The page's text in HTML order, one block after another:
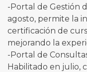
-Portal de Gestión
agosto, permite la
certificación de
mejorando la
-Portal de
Habilitado en julio,